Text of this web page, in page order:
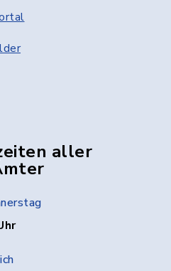
aller